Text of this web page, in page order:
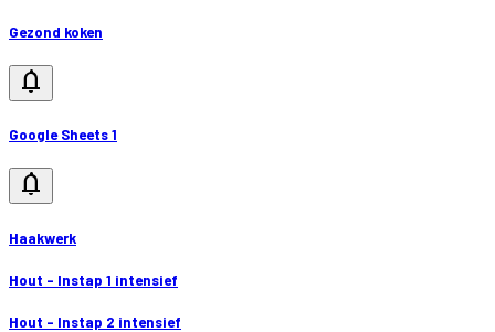
Gezond koken
notifications
Google Sheets 1
notifications
Haakwerk
Hout - Instap 1 intensief
Hout - Instap 2 intensief